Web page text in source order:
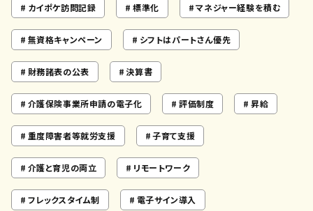
カイポケ訪問記録 標準化 マネジャー経験を積む
無資格キャンペーン シフトはパートさん優先
財務諸表の公表 決算書
介護保険事業所申請の電子化 評価制度 昇給
重度障害者等就労支援 子育て支援
介護と育児の両立 リモートワーク
フレックスタイム制 電子サイン導入